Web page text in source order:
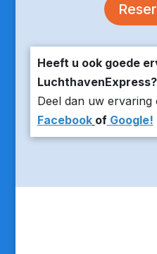
Heeft u ook goede
LuchthavenExpress?
Deel dan uw ervaring
Facebook ofGoogle!